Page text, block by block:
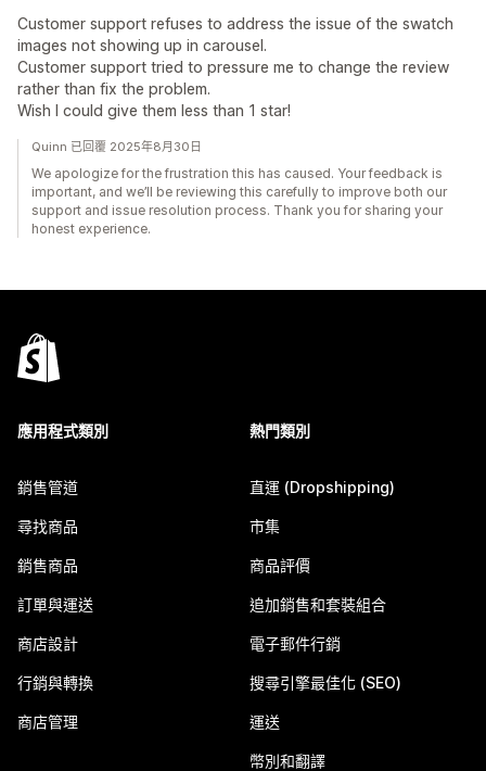
Customer support refuses to address the issue of the swatch
images not showing up in carousel.
Customer support tried to pressure me to change the review
rather than fix the problem.
Wish I could give them less than 1 star!
Quinn 已回覆 2025年8月30日
We apologize for the frustration this has caused. Your feedback is
important, and we’ll be reviewing this carefully to improve both our
support and issue resolution process. Thank you for sharing your
honest experience.
應用程式類別
銷售管道
尋找商品
銷售商品
訂單與運送
商店設計
行銷與轉換
商店管理
熱門類別
直運 (Dropshipping)
市集
商品評價
追加銷售和套裝組合
電子郵件行銷
搜尋引擎最佳化 (SEO)
運送
幣別和翻譯